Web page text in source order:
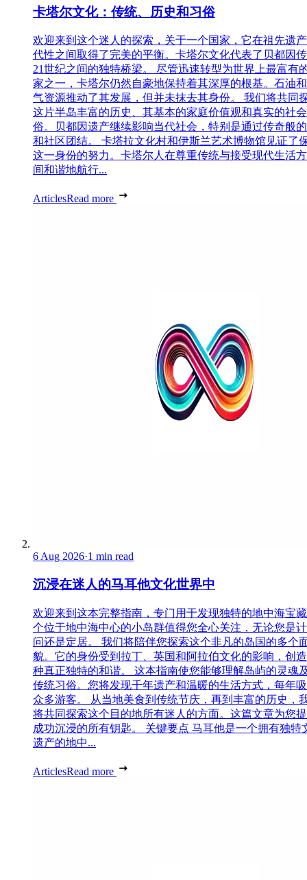
卡塔尔文化：传统、历史和习俗
欢迎来到这个迷人的探索，关于一个国家，它在祖先遗
代性之间取得了完美的平衡。卡塔尔文化代表了贝都因
21世纪之间的独特桥梁。 尽管迅速转型为世界上最富有
家之一，卡塔尔仍然自豪地保持着其深厚的根基。石油
气资源推动了其发展，但并未抹去其身份。 我们将共同
这片半岛丰富的历史、其基本的家庭价值观和真实的社
俗。贝都因遗产继续影响当代社会，特别是通过传奇般
和社区团结。 卡塔拉文化村和伊斯兰艺术博物馆见证了
这一身份的努力。卡塔尔人在尊重传统与接受现代生活
间和谐地航行...
ArticlesRead more
6 Aug 2026·1 min read
沉浸在迷人的马耳他文化世界中
欢迎来到这本完整指南，专门用于发现独特的地中海宝
个位于地中海中心的小岛群值得您全心关注，无论您是
问还是定居。 我们将陪伴您探索这个非凡的岛国的多个
貌。它的身份受到拉丁、英国和阿拉伯文化的影响，创
种真正独特的和谐。 这本指南使您能够理解岛屿的灵魂
传统习俗。您将发现千年遗产和温暖的生活方式，每年
众多游客。 从当地美食到传统节庆，再到丰富的历史，
将共同探索这个目的地所有迷人的方面。这篇文章为您
成功沉浸的所有钥匙。 关键要点 马耳他是一个拥有独特
遗产的地中...
ArticlesRead more